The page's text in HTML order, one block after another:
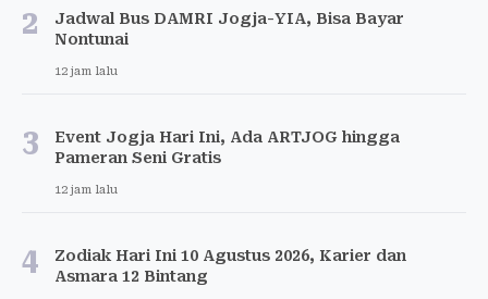
2
Jadwal Bus DAMRI Jogja-YIA, Bisa Bayar
Nontunai
12 jam lalu
3
Event Jogja Hari Ini, Ada ARTJOG hingga
Pameran Seni Gratis
12 jam lalu
4
Zodiak Hari Ini 10 Agustus 2026, Karier dan
Asmara 12 Bintang